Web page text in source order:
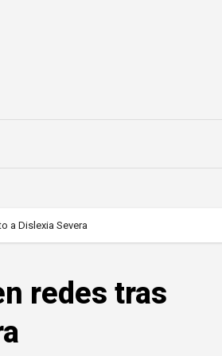
a Dislexia Severa
redes tras